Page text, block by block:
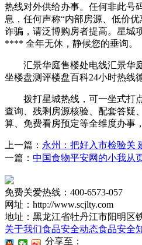
热线对外供给办事。任何非此号
息，任何声称“内部房源、低价
诈骗，请泛博购房者提高。星城
**** 全年无休，静候您的垂询。
汇景华庭售楼处电线汇景华庭
坐楼盘测评楼盘百科24小时热线
拨打星城热线，可一坐式打
查询、残剩房源核验、配套答疑
算、免费看房预定等全维度办事
上一篇： 永州：把好入市检验关
一篇： 中国食物平安网的小我从
免费关爱热线：400-6573-057
网址：http://www.scjlty.com
地址：黑龙江省牡丹江市阳明区
关于我们食品安全动态食品安全
分享至：